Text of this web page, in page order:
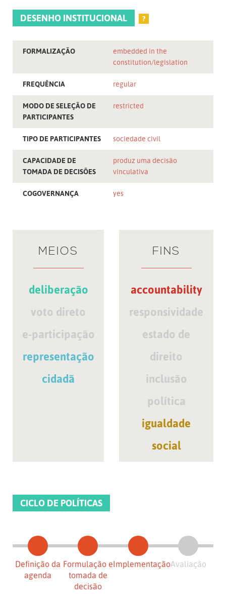
DESENHO INSTITUCIONAL ?
FORMALIZAÇÃO
embedded in the
constitution/legislation
FREQUÊNCIA regular
MODO DE SELEÇÃO DE
PARTICIPANTES
restricted
TIPO DE PARTICIPANTES sociedade civil
CAPACIDADE DE
TOMADA DE DECISÕES
produz uma decisão
vinculativa
COGOVERNANÇA yes
MEIOS
deliberação
voto direto
e-participação
representação
cidadã
FINS
accountability
responsividade
estado de
direito
inclusão
política
igualdade
social
CICLO DE POLÍTICAS
Definição da
agenda
Formulação e
tomada de
decisão
ImplementaçãoAvaliação